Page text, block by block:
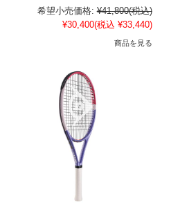
希望小売価格: ¥41,800(税込)
¥30,400(税込 ¥33,440)
商品を見る